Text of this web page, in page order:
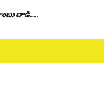
దాడి….